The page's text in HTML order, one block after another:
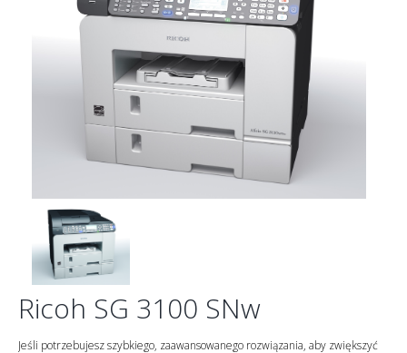
Ricoh SG 3100 SNw
Jeśli potrzebujesz szybkiego, zaawansowanego rozwiązania, aby zwiększyć